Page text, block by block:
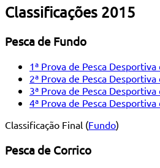
Classificações 2015
Pesca de Fundo
1ª Prova de Pesca Desportiva
2ª Prova de Pesca
3ª Prova de Pesca Desportiva
4ª Prova de Pesca Desportiva
Classificação Final (Fundo)
Pesca de Corrico